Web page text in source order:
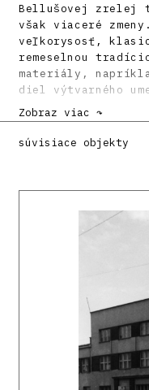
Bellušovej zrelej
však viaceré
veľkorysosť,
remeselnou
materiály,
diel výtvarného
Literatúra:
Stavitel 6, 1925,
KUBIČKOVÁ,
a Národný dom.
KUBIČKOVÁ,
storočia na
Architektúra &
DULLA, Matúš –
Architektúra
Bratislava,
Zobraz viac ↷
súvisiace objekty